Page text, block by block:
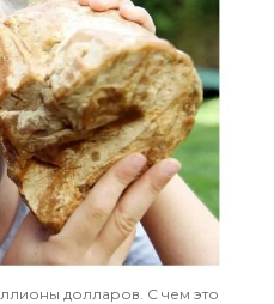
долларов. С чем это